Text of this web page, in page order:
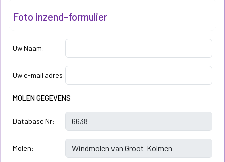
Foto inzend-formulier
Uw Naam:
Uw e-mail adres:
MOLEN GEGEVENS
Database Nr:
Molen: